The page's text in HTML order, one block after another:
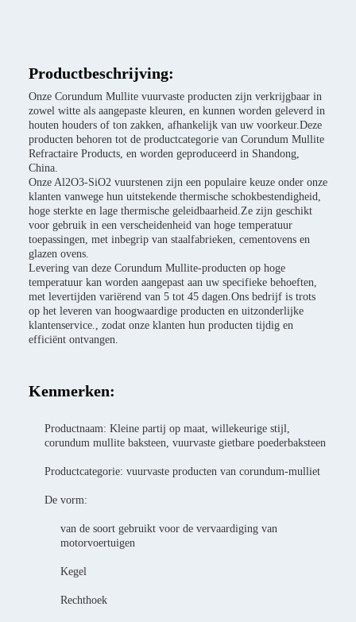
Productbeschrijving:
Onze Corundum Mullite vuurvaste producten zijn verkrijgbaar in
zowel witte als aangepaste kleuren, en kunnen worden geleverd in
houten houders of ton zakken, afhankelijk van uw voorkeur.Deze
producten behoren tot de productcategorie van Corundum Mullite
Refractaire Products, en worden geproduceerd in Shandong,
China.
Onze Al2O3-SiO2 vuurstenen zijn een populaire keuze onder onze
klanten vanwege hun uitstekende thermische schokbestendigheid,
hoge sterkte en lage thermische geleidbaarheid.Ze zijn geschikt
voor gebruik in een verscheidenheid van hoge temperatuur
toepassingen, met inbegrip van staalfabrieken, cementovens en
glazen ovens.
Levering van deze Corundum Mullite-producten op hoge
temperatuur kan worden aangepast aan uw specifieke behoeften,
met levertijden variërend van 5 tot 45 dagen.Ons bedrijf is trots
op het leveren van hoogwaardige producten en uitzonderlijke
klantenservice., zodat onze klanten hun producten tijdig en
efficiënt ontvangen.
Kenmerken:
Productnaam: Kleine partij op maat, willekeurige stijl,
corundum mullite baksteen, vuurvaste gietbare poederbaksteen
Productcategorie: vuurvaste producten van corundum-mulliet
De vorm:
van de soort gebruikt voor de vervaardiging van
motorvoertuigen
Kegel
Rechthoek